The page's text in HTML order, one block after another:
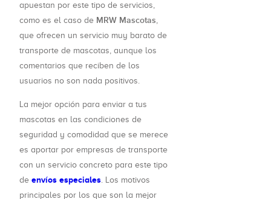
apuestan por este tipo de servicios,
como es el caso de MRW Mascotas,
que ofrecen un servicio muy barato de
transporte de mascotas, aunque los
comentarios que reciben de los
usuarios no son nada positivos.
La mejor opción para enviar a tus
mascotas en las condiciones de
seguridad y comodidad que se merece
es aportar por empresas de transporte
con un servicio concreto para este tipo
de envíos especiales. Los motivos
principales por los que son la mejor